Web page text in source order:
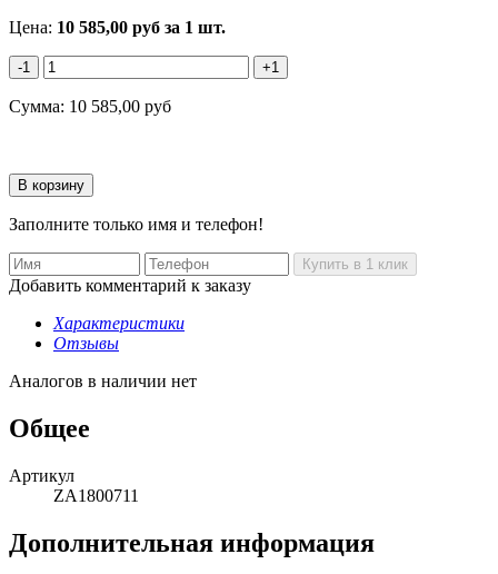
Цена: 10 585,00 руб за 1 шт.
-1 +1
Сумма: 10 585,00 руб
Заполните только имя и телефон!
Добавить комментарий к заказу
Характеристики
Отзывы
Аналогов в наличии нет
Общее
Артикул
ZA1800711
Дополнительная информация